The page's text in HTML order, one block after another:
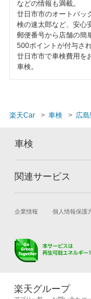
などの情報も満載。
廿日市市のオートバッ
検の速太郎など、安心
郵便番号から店舗の簡
500ポイントが付与され
廿日市市で車検費用を
車検。
楽天Car 車検 広
車検
トップ
車検の基礎知識
関連サービス
試乗・商談
キズ修理予約
メンテナンス管理
タイヤ交換サービス
企業情報 個人情報保護
楽天グループ